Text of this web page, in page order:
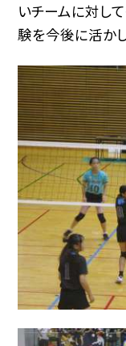
いチームに対し
験を今後に活か